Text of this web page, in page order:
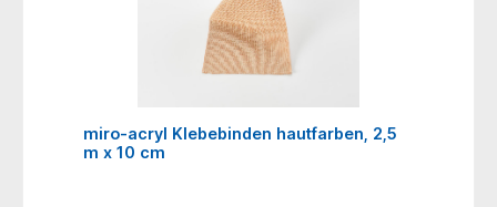
miro-acryl Klebebinden hautfarben, 2,5
m x 10 cm